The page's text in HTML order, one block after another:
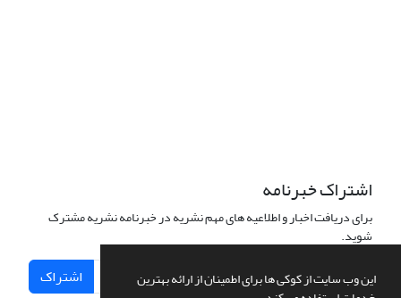
این وب سایت از کوکی ها برای اطمینان از ارائه بهترین
اشتراک خبرنامه
برای دریافت اخبار و اطلاعیه های مهم نشریه در خبرنامه نشریه مشترک
شوید.
اشتراک